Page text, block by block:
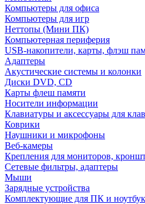
Компьютеры для офиса
Компьютеры для игр
Неттопы (Мини ПК)
Компьютерная периферия
USB-накопители, карты, флэш
Адаптеры
Акустические системы и колонки
Диски DVD, CD
Карты флеш памяти
Носители информации
Клавиатуры и аксессуары для
Коврики
Наушники и микрофоны
Веб-камеры
Крепления для мониторов,
Сетевые фильтры, адаптеры
Мыши
Зарядные устройства
Комплектующие для ПК и